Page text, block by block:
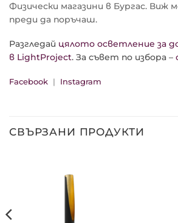
Физически магазини в Бургас. Виж
преди да поръчаш.
Разгледай цялото осветление за
в LightProject. За съвет по избора –
Facebook | Instagram
СВЪРЗАНИ ПРОДУКТИ